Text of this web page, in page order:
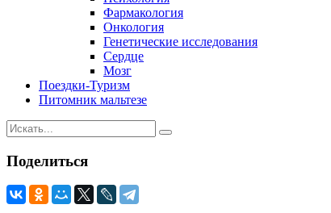
Фармакология
Онкология
Генетические исследования
Сердце
Мозг
Поездки-Туризм
Питомник мальтезе
Поделиться